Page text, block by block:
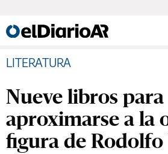
LITERATURA
Nueve libros para
aproximarse a la
figura de Rodolfo